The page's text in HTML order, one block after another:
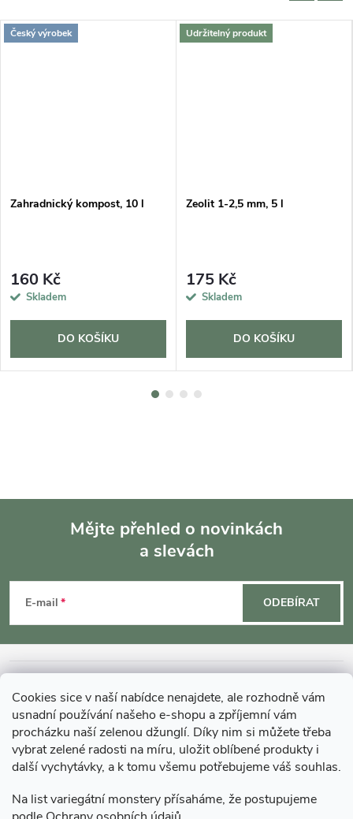
Cookies sice v naší nabídce nenajdete, ale rozhodně vám
usnadní používání našeho e-shopu a zpříjemní vám
procházku naší zelenou džunglí. Díky nim si můžete třeba
vybrat zelené radosti na míru, uložit oblíbené produkty i
další vychytávky, a k tomu všemu potřebujeme váš souhlas.
Na list variegátní monstery přísaháme, že postupujeme
Český výrobek
Zahradnický kompost, 10 l
160 Kč
Skladem
DO KOŠÍKU
Udržitelný produkt
Zeolit 1-2,5 mm, 5 l
175 Kč
Skladem
DO KOŠÍKU
p
a
Mějte přehled o novinkách
a slevách
E-mail ODEBÍRAT
MOHLO BY VÁS ZAJÍMAT
O GARDNERS